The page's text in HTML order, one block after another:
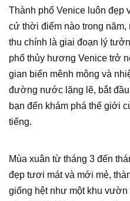
Thành phố Venice luôn đẹp
cứ thời điểm nào trong năm,
thu chính là giai đoạn lý
phố thủy hương Venice trở
gian biển mênh mông và
đường nước lặng lẽ, bắt
bạn đến khám phá thế giới
tiếng.
Mùa xuân từ tháng 3 đến
đẹp tươi mát và mới mẻ,
giống hệt như một khu vườn